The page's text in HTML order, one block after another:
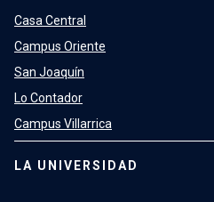
Casa Central
Campus Oriente
San Joaquín
Lo Contador
Campus Villarrica
LA UNIVERSIDAD